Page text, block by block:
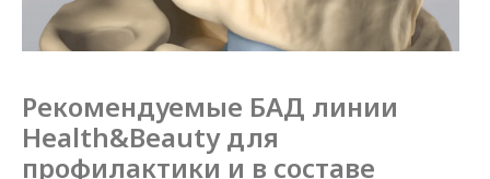
Рекомендуемые БАД линии
Health&Beauty для
профилактики и в составе